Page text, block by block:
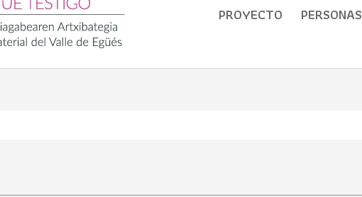
PROYECTO PERSONAS